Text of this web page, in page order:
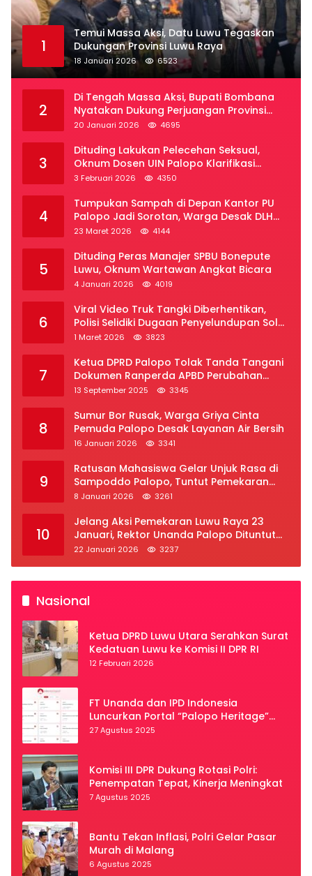
1
Temui Massa Aksi, Datu Luwu Tegaskan
Dukungan Provinsi Luwu Raya
18 Januari 2026 6523
2
Di Tengah Massa Aksi, Bupati Bombana
Nyatakan Dukung Perjuangan Provinsi
Luwu Raya
20 Januari 2026 4695
3
Dituding Lakukan Pelecehan Seksual,
Oknum Dosen UIN Palopo Klarifikasi
Kronologi
3 Februari 2026 4350
4
Tumpukan Sampah di Depan Kantor PU
Palopo Jadi Sorotan, Warga Desak DLH
Segera Bertindak
23 Maret 2026 4144
5
Dituding Peras Manajer SPBU Bonepute
Luwu, Oknum Wartawan Angkat Bicara
4 Januari 2026 4019
6
Viral Video Truk Tangki Diberhentikan,
Polisi Selidiki Dugaan Penyelundupan Solar
Subsidi di Palopo
1 Maret 2026 3823
7
Ketua DPRD Palopo Tolak Tanda Tangani
Dokumen Ranperda APBD Perubahan
2025
13 September 2025 3345
8
Sumur Bor Rusak, Warga Griya Cinta
Pemuda Palopo Desak Layanan Air Bersih
16 Januari 2026 3341
9
Ratusan Mahasiswa Gelar Unjuk Rasa di
Sampoddo Palopo, Tuntut Pemekaran
Provinsi Luwu Raya
8 Januari 2026 3261
10
Jelang Aksi Pemekaran Luwu Raya 23
Januari, Rektor Unanda Palopo Dituntut
Liburkan Mahasiswa
22 Januari 2026 3237
Nasional
Ketua DPRD Luwu Utara Serahkan Surat
Kedatuan Luwu ke Komisi II DPR RI
12 Februari 2026
FT Unanda dan IPD Indonesia
Luncurkan Portal “Palopo Heritage”
Secara Virtual
27 Agustus 2025
Komisi III DPR Dukung Rotasi Polri:
Penempatan Tepat, Kinerja Meningkat
7 Agustus 2025
Bantu Tekan Inflasi, Polri Gelar Pasar
Murah di Malang
6 Agustus 2025